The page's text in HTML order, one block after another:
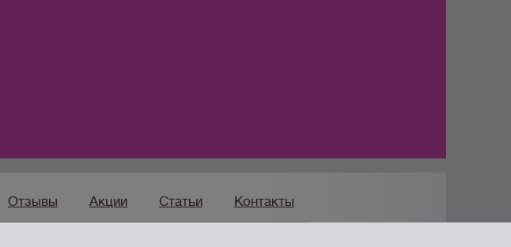
Отзывы Акции Статьи Контакты